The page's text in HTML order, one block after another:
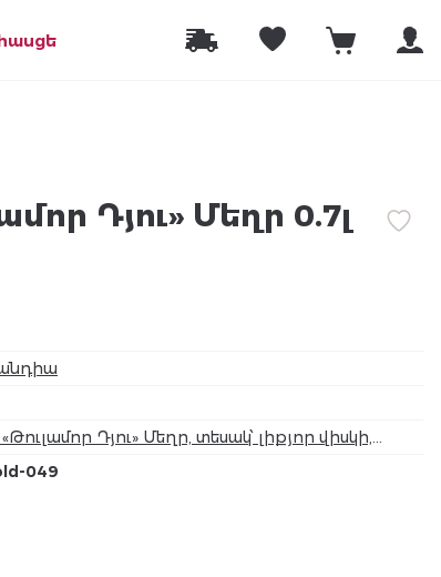
Դյու» Մեղր 0.7լ
Դյու» Մեղր, տեսակ՝ լիքյոր վիսկի,
049